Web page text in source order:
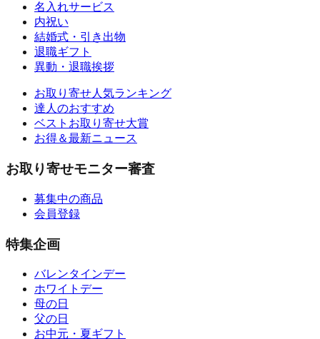
名入れサービス
内祝い
結婚式・引き出物
退職ギフト
異動・退職挨拶
お取り寄せ人気ランキング
達人のおすすめ
ベストお取り寄せ大賞
お得＆最新ニュース
お取り寄せモニター審査
募集中の商品
会員登録
特集企画
バレンタインデー
ホワイトデー
母の日
父の日
お中元・夏ギフト